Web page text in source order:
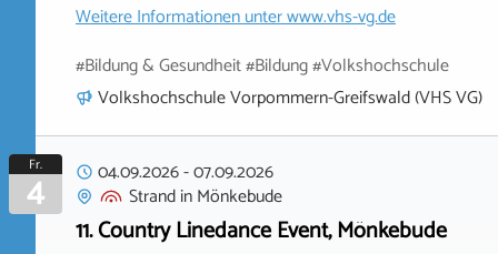
Weitere Informationen unterwww.vhs-vg.de
#Bildung & Gesundheit #Bildung #Volkshochschule
Volkshochschule Vorpommern-Greifswald (VHS VG)
Fr.
4 04.09.2026-07.09.2026
StrandinMönkebude
11. Country Linedance Event, Mönkebude